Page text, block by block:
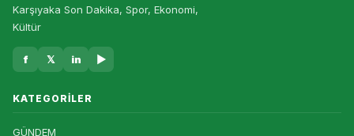
Karşıyaka Son Dakika, Spor, Ekonomi,
Kültür
f 𝕏 in ▶
KATEGORILER
GÜNDEM